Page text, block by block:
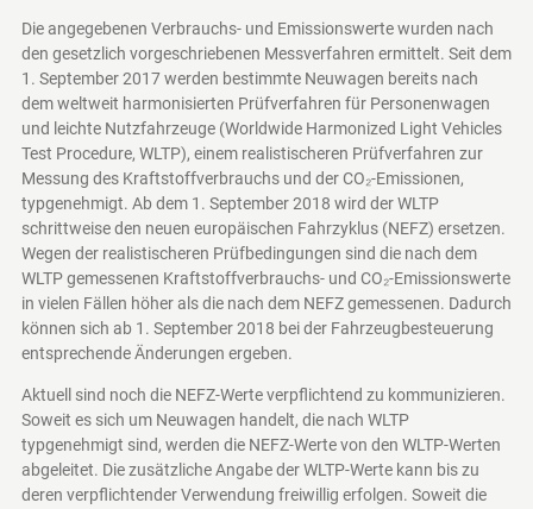
Die angegebenen Verbrauchs- und Emissionswerte wurden nach
den gesetzlich vorgeschriebenen Messverfahren ermittelt. Seit dem
1. September 2017 werden bestimmte Neuwagen bereits nach
dem weltweit harmonisierten Prüfverfahren für Personenwagen
und leichte Nutzfahrzeuge (Worldwide Harmonized Light Vehicles
Test Procedure, WLTP), einem realistischeren Prüfverfahren zur
Messung des Kraftstoffverbrauchs und der CO₂-Emissionen,
typgenehmigt. Ab dem 1. September 2018 wird der WLTP
schrittweise den neuen europäischen Fahrzyklus (NEFZ) ersetzen.
Wegen der realistischeren Prüfbedingungen sind die nach dem
WLTP gemessenen Kraftstoffverbrauchs- und CO₂-Emissionswerte
in vielen Fällen höher als die nach dem NEFZ gemessenen. Dadurch
können sich ab 1. September 2018 bei der Fahrzeugbesteuerung
entsprechende Änderungen ergeben.
Aktuell sind noch die NEFZ-Werte verpflichtend zu kommunizieren.
Soweit es sich um Neuwagen handelt, die nach WLTP
typgenehmigt sind, werden die NEFZ-Werte von den WLTP-Werten
abgeleitet. Die zusätzliche Angabe der WLTP-Werte kann bis zu
deren verpflichtender Verwendung freiwillig erfolgen. Soweit die